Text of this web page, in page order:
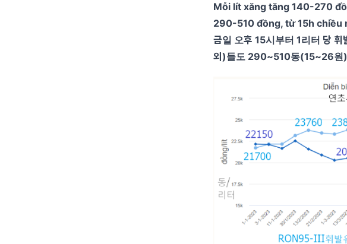
Mỗi lít xăng tăng 140-270
290-510 đồng, từ 15h chiều
금일 오후 15시부터 1리터 당
외)들도 290~510동(15~26원)